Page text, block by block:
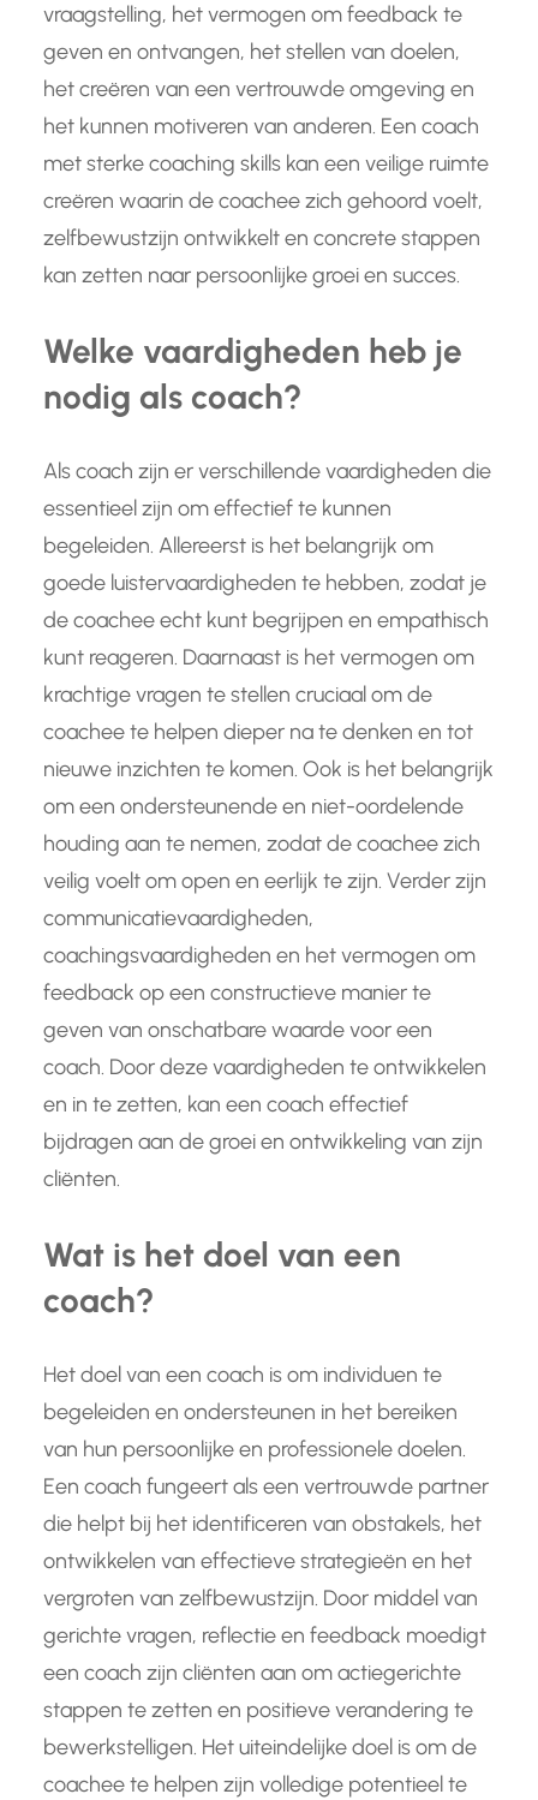
vraagstelling, het vermogen om feedback te
geven en ontvangen, het stellen van doelen,
het creëren van een vertrouwde omgeving en
het kunnen motiveren van anderen. Een coach
met sterke coaching skills kan een veilige ruimte
creëren waarin de coachee zich gehoord voelt,
zelfbewustzijn ontwikkelt en concrete stappen
kan zetten naar persoonlijke groei en succes.
Welke vaardigheden heb je
nodig als coach?
Als coach zijn er verschillende vaardigheden die
essentieel zijn om effectief te kunnen
begeleiden. Allereerst is het belangrijk om
goede luistervaardigheden te hebben, zodat je
de coachee echt kunt begrijpen en empathisch
kunt reageren. Daarnaast is het vermogen om
krachtige vragen te stellen cruciaal om de
coachee te helpen dieper na te denken en tot
nieuwe inzichten te komen. Ook is het belangrijk
om een ondersteunende en niet-oordelende
houding aan te nemen, zodat de coachee zich
veilig voelt om open en eerlijk te zijn. Verder zijn
communicatievaardigheden,
coachingsvaardigheden en het vermogen om
feedback op een constructieve manier te
geven van onschatbare waarde voor een
coach. Door deze vaardigheden te ontwikkelen
en in te zetten, kan een coach effectief
bijdragen aan de groei en ontwikkeling van zijn
cliënten.
Wat is het doel van een
coach?
Het doel van een coach is om individuen te
begeleiden en ondersteunen in het bereiken
van hun persoonlijke en professionele doelen.
Een coach fungeert als een vertrouwde partner
die helpt bij het identificeren van obstakels, het
ontwikkelen van effectieve strategieën en het
vergroten van zelfbewustzijn. Door middel van
gerichte vragen, reflectie en feedback moedigt
een coach zijn cliënten aan om actiegerichte
stappen te zetten en positieve verandering te
bewerkstelligen. Het uiteindelijke doel is om de
coachee te helpen zijn volledige potentieel te